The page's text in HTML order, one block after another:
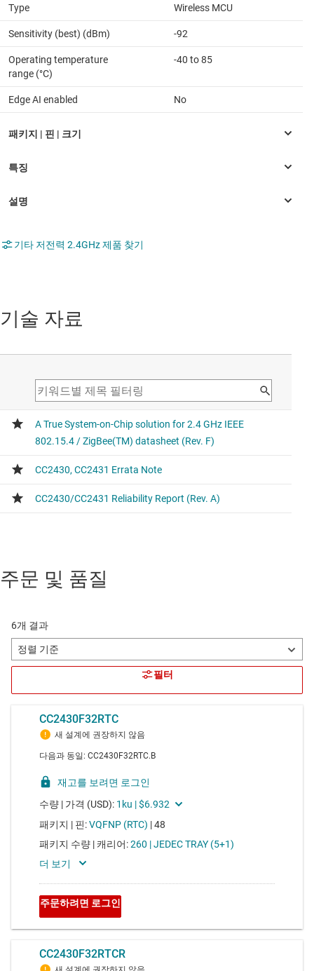
Type Wireless MCU
Sensitivity (best) (dBm) -92
Operating temperature
range (°C)
-40 to 85
Edge AI enabled No
기타 저전력 2.4GHz 제품 찾기
기술 자료
주문 및 품질